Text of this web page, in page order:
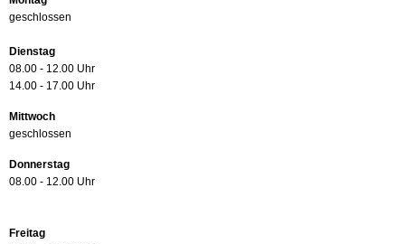
geschlossen
Dienstag
08.00 - 12.00 Uhr
14.00 - 17.00 Uhr
Mittwoch
geschlossen
Donnerstag
08.00 - 12.00 Uhr
Freitag